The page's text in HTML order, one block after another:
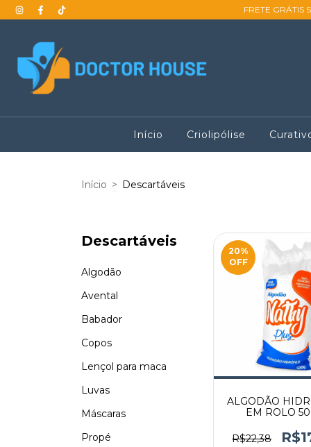
FRETE GRÁTIS
Início Criolipólise
Início > Descartáveis
Descartáveis
Algodão
Avental
Babador
Copos
Lençol para maca
Luvas
Máscaras
Propé
20%
OFF
ALGODÃO
EM ROLO
R$22,38